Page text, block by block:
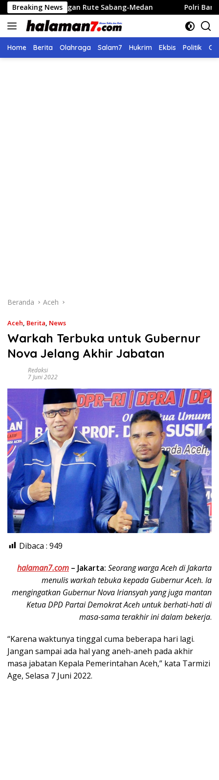
Langsung
ke
konten
Breaking News
Rute Sabang-Medan Polri Bangun 40 Titik Sumur
Home Berita Olahraga Salam7 Hukrim Ekbis Politik
Beranda Aceh
Aceh, Berita, News
Warkah Terbuka untuk Gubernur
Nova Jelang Akhir Jabatan
Redaksi
7 Juni 2022
Dibaca : 949
halaman7.com – Jakarta: Seorang warga Aceh di Jakarta
menulis warkah tebuka kepada Gubernur Aceh. Ia
mengingatkan Gubernur Nova Iriansyah yang juga mantan
Ketua DPD Partai Demokrat Aceh untuk berhati-hati di
masa-sama terakhir ini dalam bekerja.
“Karena waktunya tinggal cuma beberapa hari lagi.
Jangan sampai ada hal yang aneh-aneh pada akhir
masa jabatan Kepala Pemerintahan Aceh,” kata Tarmizi
Age, Selasa 7 Juni 2022.